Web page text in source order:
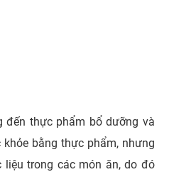
đến thực phẩm bổ dưỡng và
bằng thực phẩm, nhưng
trong các món ăn, do đó